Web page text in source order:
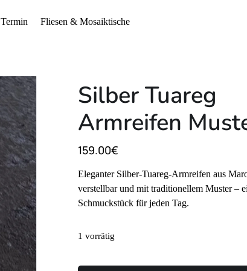
Termin Fliesen & Mosaiktische
Silber Tuareg
Armreifen
159.00€
Eleganter Silber-Tuareg-Armreifen aus
verstellbar und mit traditionellem Muster –
Schmuckstück für jeden Tag.
1 vorrätig